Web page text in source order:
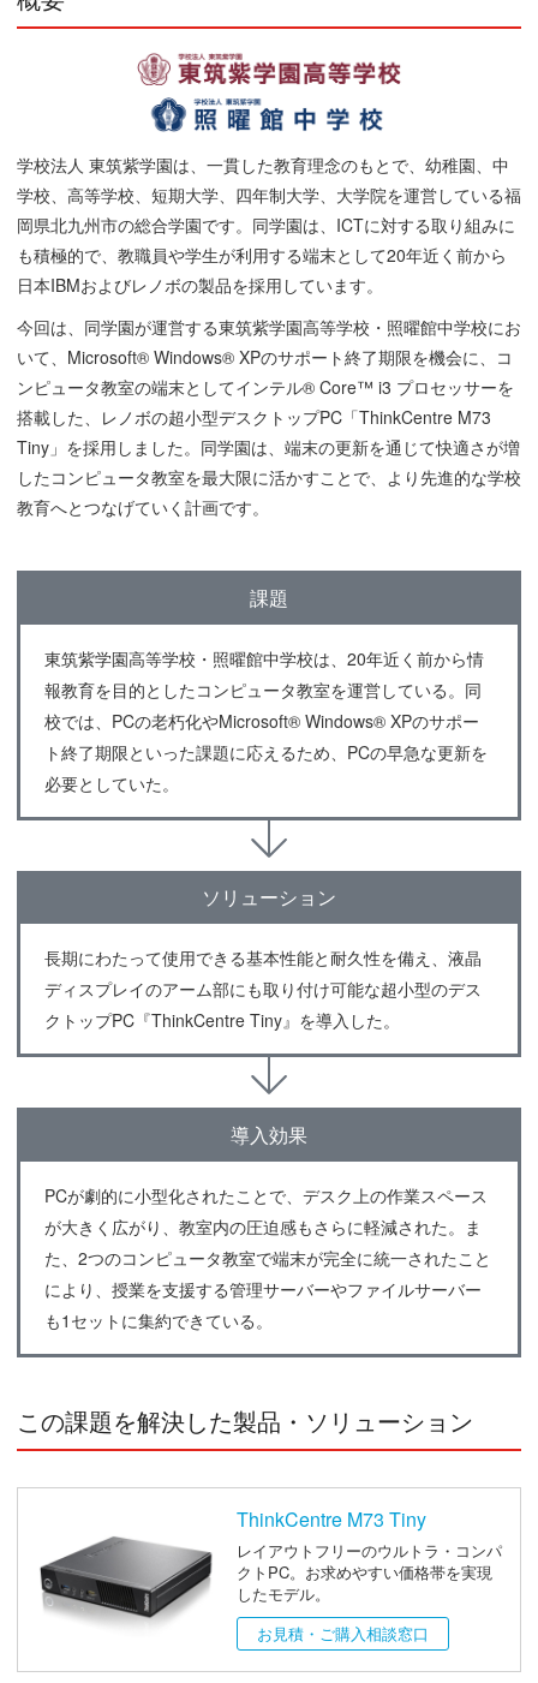
学校法人 東筑紫学園は、一貫した教育理念のもとで、幼稚園、中
学校、高等学校、短期大学、四年制大学、大学院を運営している福
岡県北九州市の総合学園です。同学園は、ICTに対する取り組みに
も積極的で、教職員や学生が利用する端末として20年近く前から
日本IBMおよびレノボの製品を採用しています。
今回は、同学園が運営する東筑紫学園高等学校・照曜館中学校にお
いて、Microsoft® Windows® XPのサポート終了期限を機会に、コ
ンピュータ教室の端末としてインテル® Core™ i3 プロセッサーを
搭載した、レノボの超小型デスクトップPC「ThinkCentre M73
Tiny」を採用しました。同学園は、端末の更新を通じて快適さが増
したコンピュータ教室を最大限に活かすことで、より先進的な学校
教育へとつなげていく計画です。
課題
東筑紫学園高等学校・照曜館中学校は、20年近く前から情
報教育を目的としたコンピュータ教室を運営している。同
校では、PCの老朽化やMicrosoft® Windows® XPのサポー
ト終了期限といった課題に応えるため、PCの早急な更新を
必要としていた。
ソリューション
長期にわたって使用できる基本性能と耐久性を備え、液晶
ディスプレイのアーム部にも取り付け可能な超小型のデス
クトップPC『ThinkCentre Tiny』を導入した。
導入効果
PCが劇的に小型化されたことで、デスク上の作業スペース
が大きく広がり、教室内の圧迫感もさらに軽減された。ま
た、2つのコンピュータ教室で端末が完全に統一されたこと
により、授業を支援する管理サーバーやファイルサーバー
も1セットに集約できている。
この課題を解決した製品・ソリューション
ThinkCentre M73 Tiny
レイアウトフリーのウルトラ・コンパ
クトPC。お求めやすい価格帯を実現
したモデル。
お見積・ご購入相談窓口